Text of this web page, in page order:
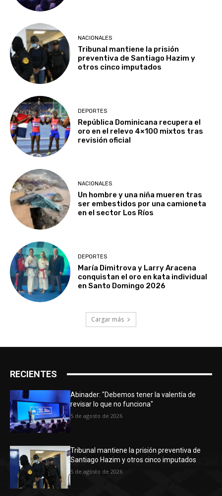
NACIONALES
Tribunal mantiene la prisión
preventiva de Santiago Hazim y
otros cinco imputados
DEPORTES
República Dominicana recupera el
oro en el relevo 4×100 mixtos tras
revisión oficial
NACIONALES
Un hombre y una niña mueren tras
ser embestidos por una camioneta
en el sector Los Ríos
DEPORTES
María Dimitrova y Larry Aracena
conquistan el oro en kata individual
en Santo Domingo 2026
Cargar más
RECIENTES
Abinader: "Debemos tener la valentía de
revisar lo que no funciona"
5 de agosto de 2026
Tribunal mantiene la prisión preventiva de
Santiago Hazim y otros cinco imputados
5 de agosto de 2026